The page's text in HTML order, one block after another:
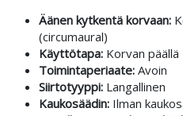
Äänen kytkentä korvaan:
(circumaural)
Käyttötapa: Korvan päällä
Toimintaperiaate: Avoin
Siirtotyyppi: Langallinen
Kaukosäädin: Ilman